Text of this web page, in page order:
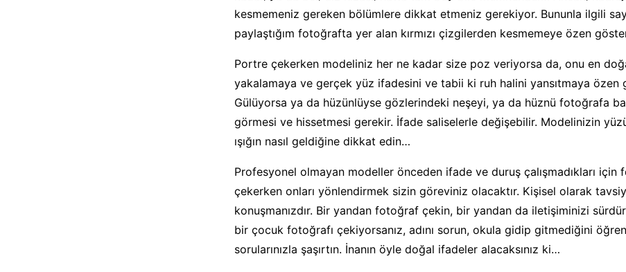
kesmemeniz gereken bölümlere dikkat etmeniz gerekiyor. Bununla ilgili
paylaştığım fotoğrafta yer alan kırmızı çizgilerden kesmemeye özen
Portre çekerken modeliniz her ne kadar size poz veriyorsa da, onu en
yakalamaya ve gerçek yüz ifadesini ve tabii ki ruh halini yansıtmaya özen
Gülüyorsa ya da hüzünlüyse gözlerindeki neşeyi, ya da hüznü fotoğrafa
görmesi ve hissetmesi gerekir. İfade saliselerle değişebilir. Modelinizin
ışığın nasıl geldiğine dikkat edin…
Profesyonel olmayan modeller önceden ifade ve duruş çalışmadıkları için
çekerken onları yönlendirmek sizin göreviniz olacaktır. Kişisel olarak
konuşmanızdır. Bir yandan fotoğraf çekin, bir yandan da iletişiminizi
bir çocuk fotoğrafı çekiyorsanız, adını sorun, okula gidip gitmediğini
sorularınızla şaşırtın. İnanın öyle doğal ifadeler alacaksınız ki…